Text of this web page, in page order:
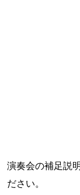
演奏会の補足説
ださい。